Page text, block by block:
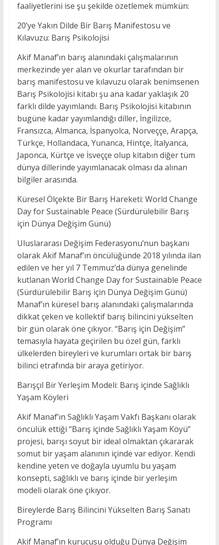
faaliyetlerini ise şu şekilde özetlemek mümkün:
20’ye Yakın Dilde Bir Barış Manifestosu ve
Kılavuzu: Barış Psikolojisi
Akif Manaf’ın barış alanındaki çalışmalarının
merkezinde yer alan ve okurlar tarafından bir
barış manifestosu ve kılavuzu olarak benimsenen
Barış Psikolojisi kitabı şu ana kadar yaklaşık 20
farklı dilde yayımlandı. Barış Psikolojisi kitabının
bugüne kadar yayımlandığı diller, İngilizce,
Fransızca, Almanca, İspanyolca, Norveççe, Arapça,
Türkçe, Hollandaca, Yunanca, Hintçe, İtalyanca,
Japonca, Kürtçe ve İsveççe olup kitabın diğer tüm
dünya dillerinde yayımlanacak olması da alınan
bilgiler arasında.
Küresel Ölçekte Bir Barış Hareketi: World Change
Day for Sustainable Peace (Sürdürülebilir Barış
için Dünya Değişim Günü)
Uluslararası Değişim Federasyonu’nun başkanı
olarak Akif Manaf’ın öncülüğünde 2018 yılında ilan
edilen ve her yıl 7 Temmuz’da dünya genelinde
kutlanan World Change Day for Sustainable Peace
(Sürdürülebilir Barış için Dünya Değişim Günü)
Manaf’ın küresel barış alanındaki çalışmalarında
dikkat çeken ve kollektif barış bilincini yükselten
bir gün olarak öne çıkıyor. “Barış için Değişim”
temasıyla hayata geçirilen bu özel gün, farklı
ülkelerden bireyleri ve kurumları ortak bir barış
bilinci etrafında bir araya getiriyor.
Barışçıl Bir Yerleşim Modeli: Barış içinde Sağlıklı
Yaşam Köyleri
Akif Manaf’ın Sağlıklı Yaşam Vakfı Başkanı olarak
öncülük ettiği “Barış içinde Sağlıklı Yaşam Köyü”
projesi, barışı soyut bir ideal olmaktan çıkararak
somut bir yaşam alanının içinde var ediyor. Kendi
kendine yeten ve doğayla uyumlu bu yaşam
konsepti, sağlıklı ve barış içinde bir yerleşim
modeli olarak öne çıkıyor.
Bireylerde Barış Bilincini Yükselten Barış Sanatı
Programı
Akif Manaf’ın kurucusu olduğu Dünya Değişim